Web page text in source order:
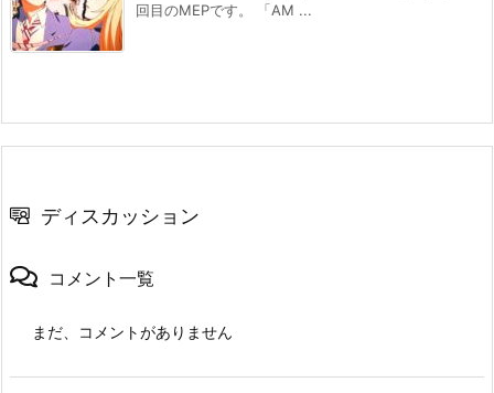
回目のMEPです。 「AM ...
ディスカッション
コメント一覧
まだ、コメントがありません